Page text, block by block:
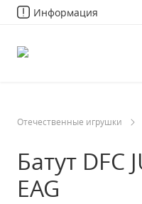
Информация
Отечественные игрушки
Батут
EAG